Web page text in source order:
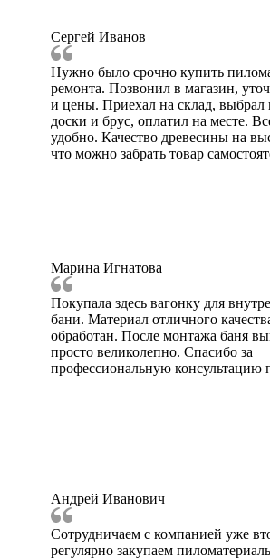
Сергей Иванов
Нужно было срочно купить
ремонта. Позвонил в магазин,
и цены. Приехал на склад,
доски и брус, оплатил на месте.
удобно. Качество древесины на
что можно забрать товар
Марина Игнатова
Покупала здесь вагонку для
бани. Материал отличного
обработан. После монтажа баня
просто великолепно. Спасибо за
профессиональную консультацию
Андрей Иванович
Сотрудничаем с компанией уже
регулярно закупаем